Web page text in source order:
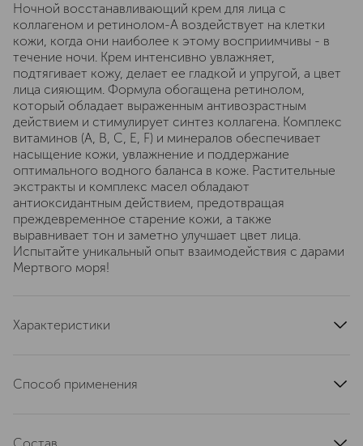
Ночной восстанавливающий крем для лица с
коллагеном и ретинолом-А воздействует на клетки
кожи, когда они наиболее к этому восприимчивы - в
течение ночи. Крем интенсивно увлажняет,
подтягивает кожу, делает ее гладкой и упругой, а цвет
лица сияющим. Формула обогащена ретинолом,
который обладает выраженным антивозрастным
действием и стимулирует синтез коллагена. Комплекс
витаминов (A, B, C, E, F) и минералов обеспечивает
насыщение кожи, увлажнение и поддержание
оптимального водного баланса в коже. Растительные
экстракты и комплекс масел обладают
антиоксидантным действием, предотвращая
преждевременное старение кожи, а также
выравнивает тон и заметно улучшает цвет лица.
Испытайте уникальный опыт взаимодействия с дарами
Мертвого моря!
Характеристики
Способ применения